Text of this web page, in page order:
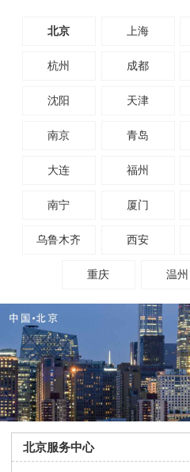
北京 上海
杭州 成都
沈阳 天津
南京 青岛
大连 福州
南宁 厦门
乌鲁木齐 西安
重庆 温州
北京服务中心